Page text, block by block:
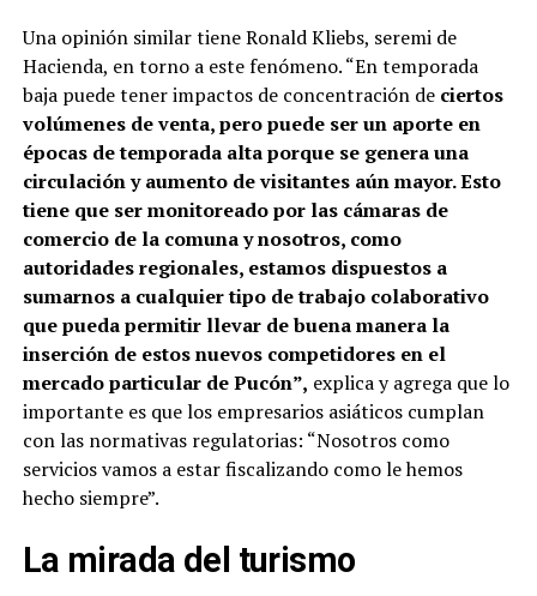
Una opinión similar tiene Ronald Kliebs, seremi de
Hacienda, en torno a este fenómeno. “En temporada
baja puede tener impactos de concentración de ciertos
volúmenes de venta, pero puede ser un aporte en
épocas de temporada alta porque se genera una
circulación y aumento de visitantes aún mayor. Esto
tiene que ser monitoreado por las cámaras de
comercio de la comuna y nosotros, como
autoridades regionales, estamos dispuestos a
sumarnos a cualquier tipo de trabajo colaborativo
que pueda permitir llevar de buena manera la
inserción de estos nuevos competidores en el
mercado particular de Pucón”, explica y agrega que lo
importante es que los empresarios asiáticos cumplan
con las normativas regulatorias: “Nosotros como
servicios vamos a estar fiscalizando como le hemos
hecho siempre”.
La mirada del turismo